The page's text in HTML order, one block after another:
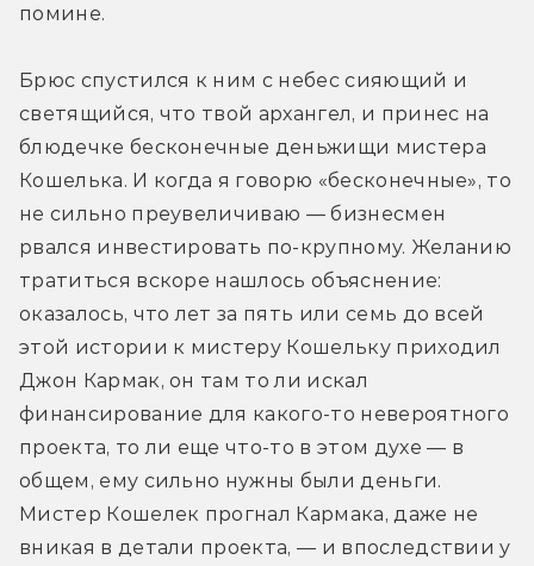
помине.
Брюс спустился к ним с небес сияющий и
светящийся, что твой архангел, и принес на
блюдечке бесконечные деньжищи мистера
Кошелька. И когда я говорю «бесконечные», то
не сильно преувеличиваю — бизнесмен
рвался инвестировать по-крупному. Желанию
тратиться вскоре нашлось объяснение:
оказалось, что лет за пять или семь до всей
этой истории к мистеру Кошельку приходил
Джон Кармак, он там то ли искал
финансирование для какого-то невероятного
проекта, то ли еще что-то в этом духе — в
общем, ему сильно нужны были деньги.
Мистер Кошелек прогнал Кармака, даже не
вникая в детали проекта, — и впоследствии у